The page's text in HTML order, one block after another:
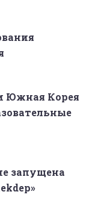
Южная Корея
запущена